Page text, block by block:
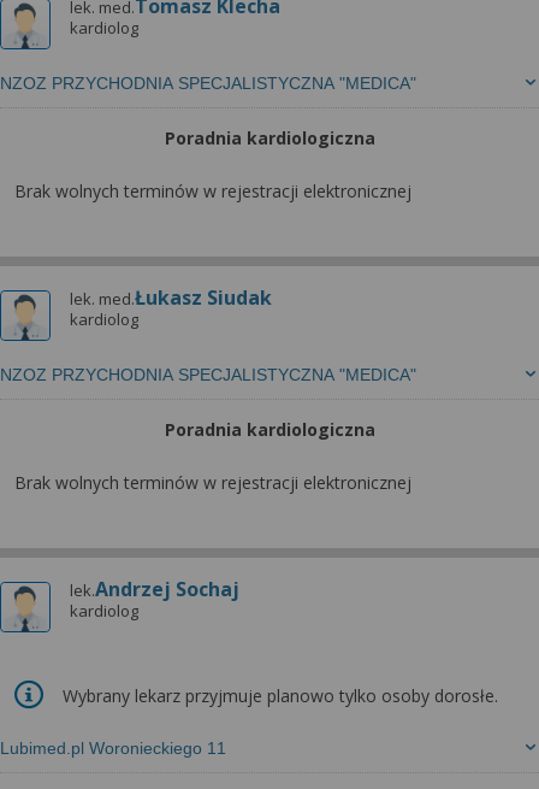
lek. med.Tomasz Klecha
kardiolog
NZOZ PRZYCHODNIA SPECJALISTYCZNA "MEDICA"
Poradnia kardiologiczna
Brak wolnych terminów w rejestracji elektronicznej
lek. med.Łukasz Siudak
kardiolog
NZOZ PRZYCHODNIA SPECJALISTYCZNA "MEDICA"
Poradnia kardiologiczna
Brak wolnych terminów w rejestracji elektronicznej
lek.Andrzej Sochaj
kardiolog
Lubimed.pl Woronieckiego 11
Wybrany lekarz przyjmuje planowo tylko osoby dorosłe.